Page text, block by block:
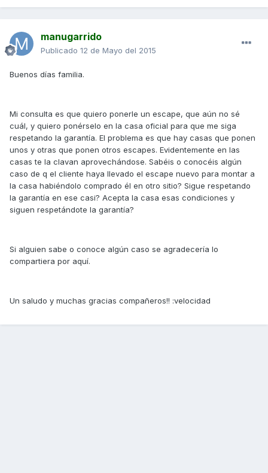
manugarrido
Publicado 12 de Mayo del 2015
Buenos días familia.
Mi consulta es que quiero ponerle un escape, que aún no sé
cuál, y quiero ponérselo en la casa oficial para que me siga
respetando la garantía. El problema es que hay casas que ponen
unos y otras que ponen otros escapes. Evidentemente en las
casas te la clavan aprovechándose. Sabéis o conocéis algún
caso de q el cliente haya llevado el escape nuevo para montar a
la casa habiéndolo comprado él en otro sitio? Sigue respetando
la garantía en ese casi? Acepta la casa esas condiciones y
siguen respetándote la garantía?
Si alguien sabe o conoce algún caso se agradecería lo
compartiera por aquí.
Un saludo y muchas gracias compañeros!! :velocidad